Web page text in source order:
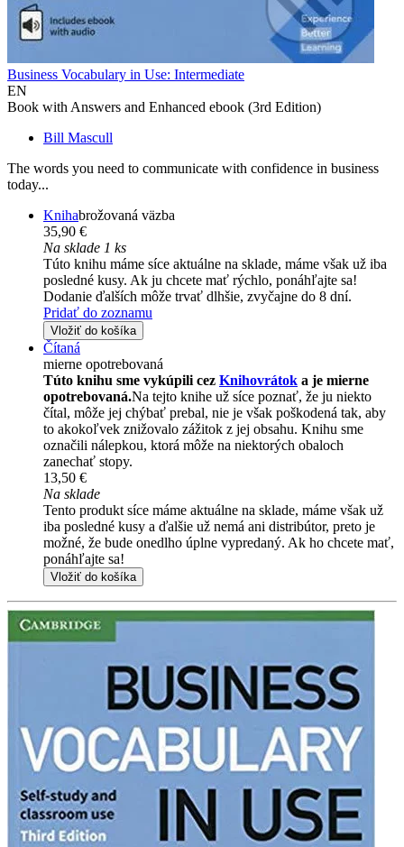
Business Vocabulary in Use: Intermediate
EN
Book with Answers and Enhanced ebook (3rd Edition)
Bill Mascull
The words you need to communicate with confidence in business
today...
Knihabrožovaná väzba
35,90 €
Na sklade 1 ks
Túto knihu máme síce aktuálne na sklade, máme však už iba
posledné kusy. Ak ju chcete mať rýchlo, ponáhľajte sa!
Dodanie ďalších môže trvať dlhšie, zvyčajne do 8 dní.
Pridať do zoznamu
Vložiť do košíka
Čítaná
mierne opotrebovaná
Túto knihu sme vykúpili cez Knihovrátok a je mierne
opotrebovaná.Na tejto knihe už síce poznať, že ju niekto
čítal, môže jej chýbať prebal, nie je však poškodená tak, aby
to akokoľvek znižovalo zážitok z jej obsahu. Knihu sme
označili nálepkou, ktorá môže na niektorých obaloch
zanechať stopy.
13,50 €
Na sklade
Tento produkt síce máme aktuálne na sklade, máme však už
iba posledné kusy a ďalšie už nemá ani distribútor, preto je
možné, že bude onedlho úplne vypredaný. Ak ho chcete mať,
ponáhľajte sa!
Vložiť do košíka